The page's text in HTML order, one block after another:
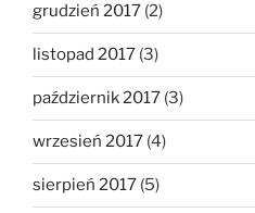
grudzień 2017 (2)
listopad 2017 (3)
październik 2017 (3)
wrzesień 2017 (4)
sierpień 2017 (5)